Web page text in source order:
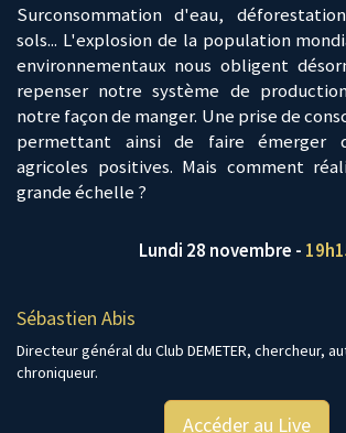
Surconsommation d'eau,
sols... L'explosion de la population
environnementaux nous obligent
repenser notre système de
notre façon de manger. Une prise de
permettant ainsi de faire émerger
agricoles positives. Mais comment
grande échelle ?
Lundi 28 novembre -
Sébastien Abis
Directeur général du Club DEMETER, chercheur,
chroniqueur.
Accéder au Live